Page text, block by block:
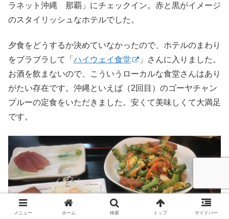
ラネット沖縄 那覇」にチェックイン。赤と黒がイメージ
のスタイリッシュなホテルでした。
夕食をどうするか決めていなかったので、ホテルのまわり
をブラブラして「 ハイウェイ食堂
」さんに入りました。
お酒を飲まないので、こういうローカルな食堂さんはあり
がたい存在です。沖縄といえば（2回目）のゴーヤチャン
プルーの定食をいただきました。安くて美味しくて大満足
です。
メニュー ホーム 検索 トップ サイドバー